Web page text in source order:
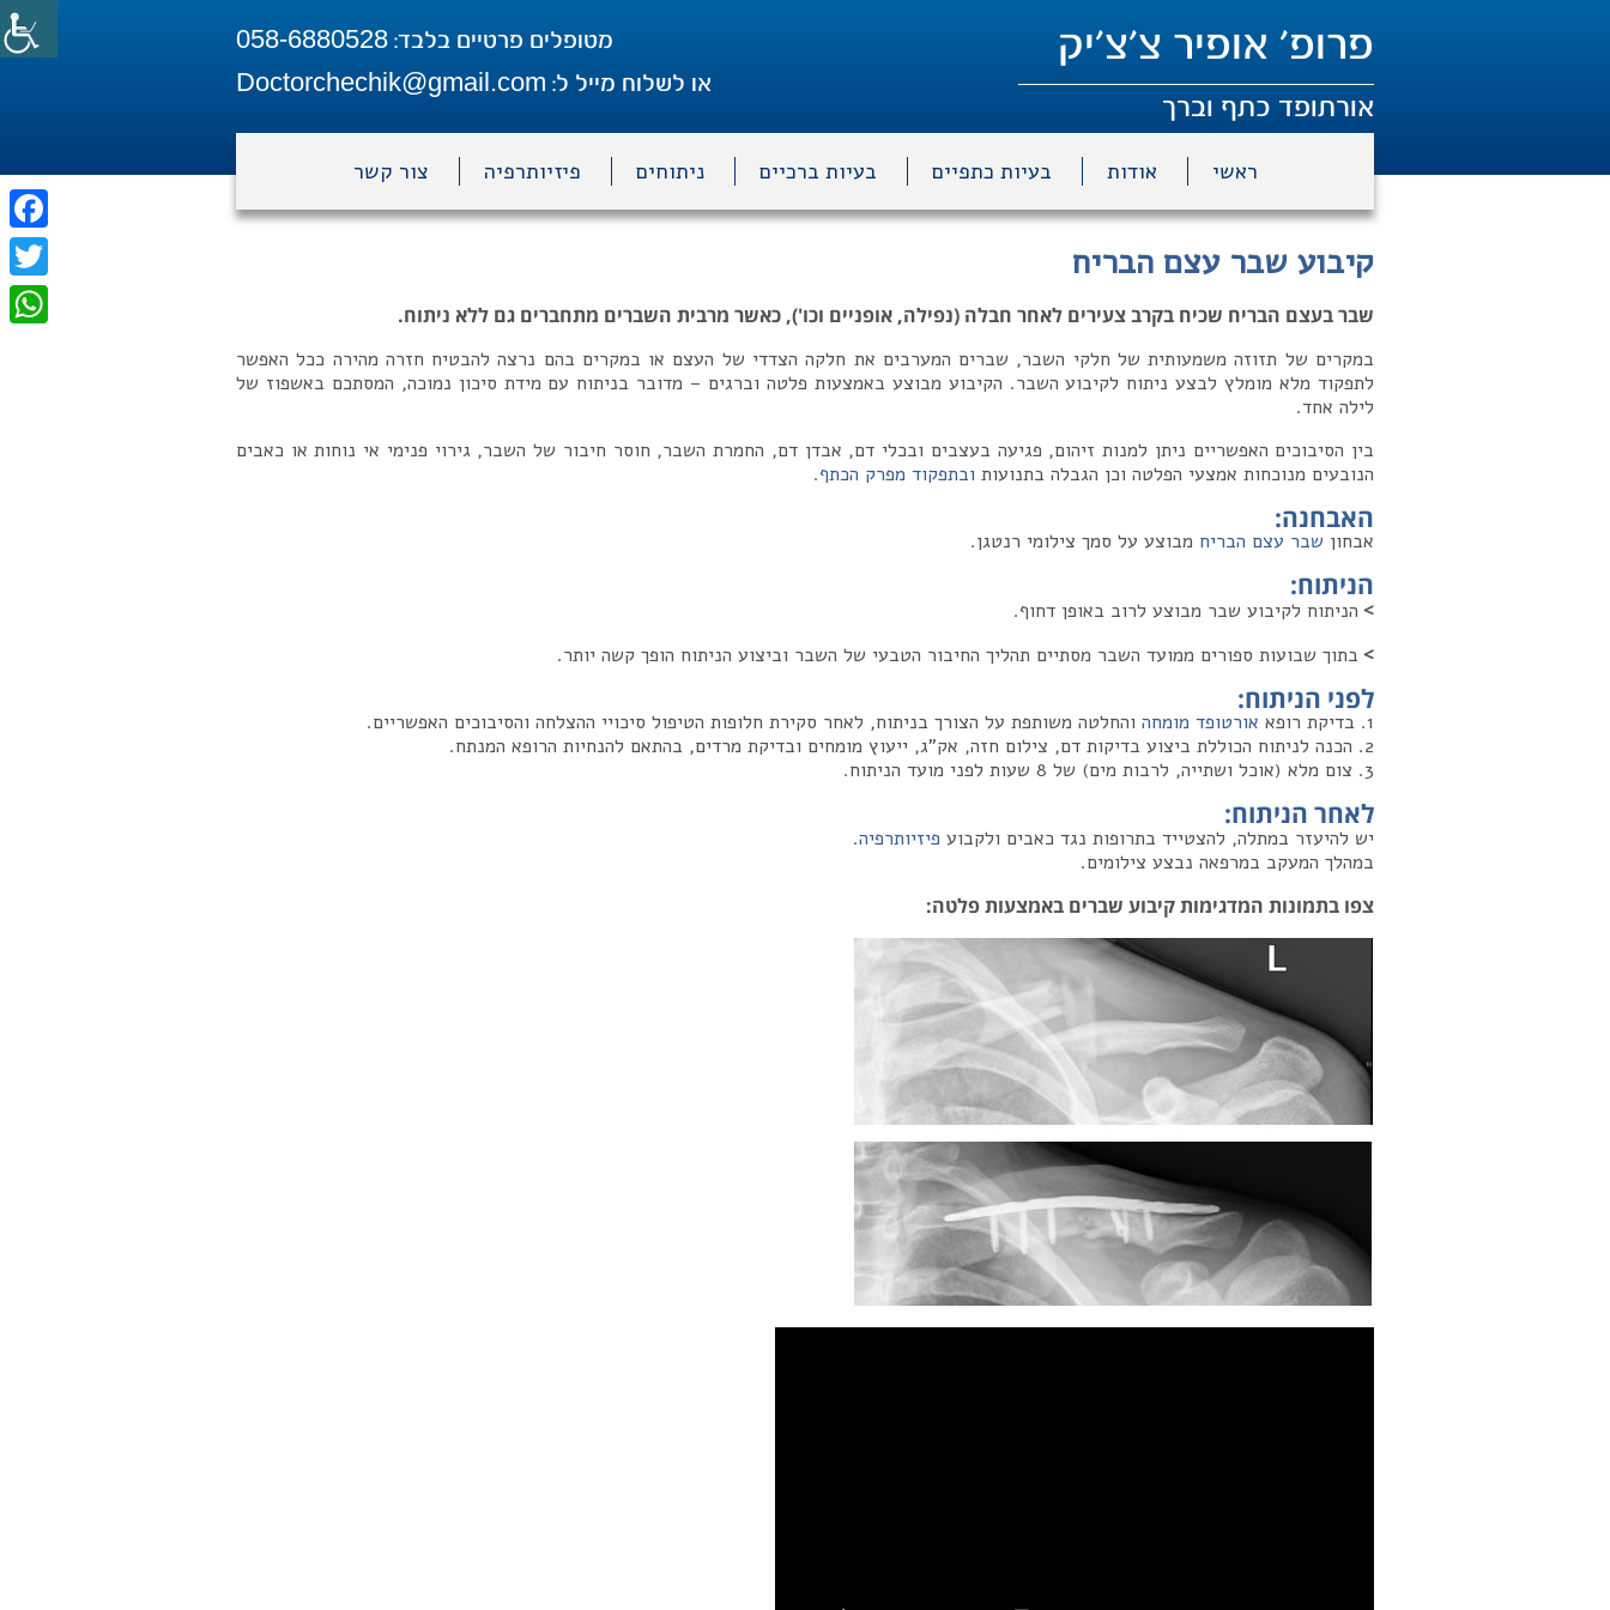
פרופ' אופיר צ'צ'יק
אורתופד כתף וברך
מטופלים פרטיים בלבד: 058-6880528
או לשלוח מייל ל: Doctorchechik@gmail.com
ראשי אודות בעיות כתפיים בעיות ברכיים ניתוחים פיזיותרפיה צור קשר
קיבוע שבר עצם הבריח
שבר בעצם הבריח שכיח בקרב צעירים לאחר חבלה (נפילה, אופניים וכו'), כאשר מרבית השברים מתחברים גם ללא ניתוח.
במקרים של תזוזה משמעותית של חלקי השבר, שברים המערבים את חלקה הצדדי של העצם או במקרים בהם נרצה להבטיח חזרה מהירה ככל האפשר
לתפקוד מלא מומלץ לבצע ניתוח לקיבוע השבר. הקיבוע מבוצע באמצעות פלטה וברגים – מדובר בניתוח עם מידת סיכון נמוכה, המסתכם באשפוז של
לילה אחד.
בין הסיבוכים האפשריים ניתן למנות זיהום, פגיעה בעצבים ובכלי דם, אבדן דם, החמרת השבר, חוסר חיבור של השבר, גירוי פנימי אי נוחות או כאבים
הנובעים מנוכחות אמצעי הפלטה וכן הגבלה בתנועות ובתפקוד מפרק הכתף.
האבחנה:
אבחון שבר עצם הבריח מבוצע על סמך צילומי רנטגן.
הניתוח:
> הניתוח לקיבוע שבר מבוצע לרוב באופן דחוף.
> בתוך שבועות ספורים ממועד השבר מסתיים תהליך החיבור הטבעי של השבר וביצוע הניתוח הופך קשה יותר.
לפני הניתוח:
1. בדיקת רופא אורטופד מומחה והחלטה משותפת על הצורך בניתוח, לאחר סקירת חלופות הטיפול סיכויי ההצלחה והסיבוכים האפשריים.
2. הכנה לניתוח הכוללת ביצוע בדיקות דם, צילום חזה, אק"ג, ייעוץ מומחים ובדיקת מרדים, בהתאם להנחיות הרופא המנתח.
3. צום מלא (אוכל ושתייה, לרבות מים) של 8 שעות לפני מועד הניתוח.
לאחר הניתוח:
יש להיעזר במתלה, להצטייד בתרופות נגד כאבים ולקבוע פיזיותרפיה.
במהלך המעקב במרפאה נבצע צילומים.
צפו בתמונות המדגימות קיבוע שברים באמצעות פלטה: